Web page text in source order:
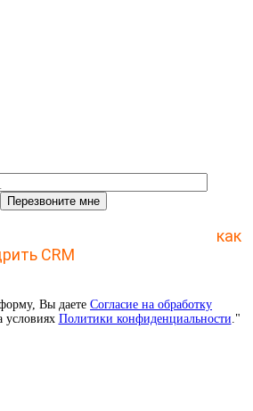
как
CRM
Вы даете Согласие на обработку
условиях Политики конфиденциальности."